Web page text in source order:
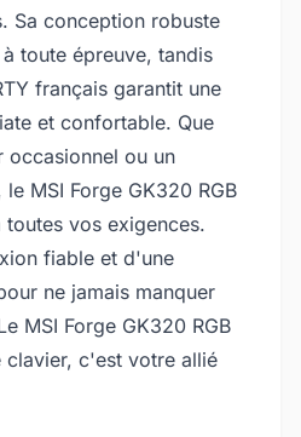
Sa conception robuste
toute épreuve, tandis
français garantit une
et confortable. Que
occasionnel ou un
MSI Forge GK320 RGB
vos exigences.
fiable et d'une
ne jamais manquer
MSI Forge GK320 RGB
clavier, c'est votre allié